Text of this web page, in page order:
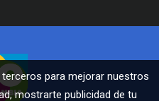
para mejorar nuestros
mostrarte publicidad de tu